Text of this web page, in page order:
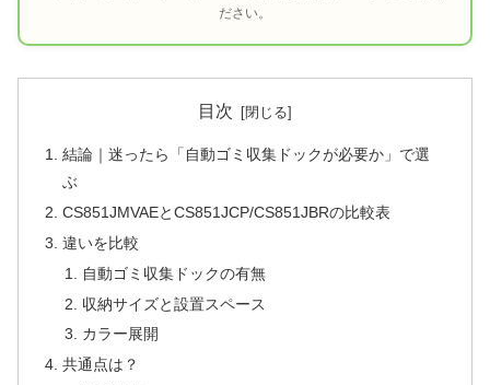
ださい。
目次
結論｜迷ったら「自動ゴミ収集ドックが必要か」で選
ぶ
CS851JMVAEとCS851JCP/CS851JBRの比較表
違いを比較
自動ゴミ収集ドックの有無
収納サイズと設置スペース
カラー展開
共通点は？